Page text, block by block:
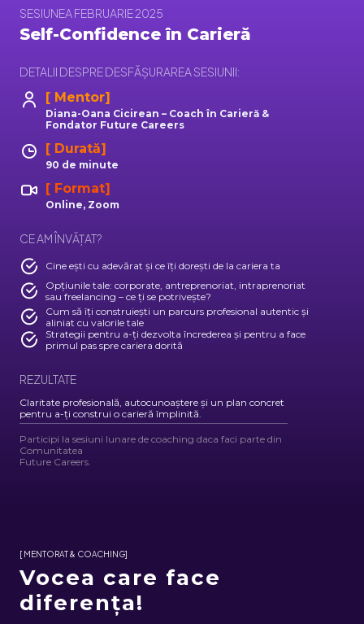
SESIUNEA FEBRUARIE 2025
Self-Confidence în Carieră
DETALII DESPRE DESFĂȘURAREA SESIUNII:
[ Mentor]
Diana-Oana Cicirean – Coach în Carieră &
Fondator Future Careers
[ Durată]
90 de minute
[ Format]
Online, Zoom
CE AM ÎNVĂȚAT?
Cine ești cu adevărat și ce îți dorești de la cariera ta
Opțiunile tale: corporate, antreprenoriat, intraprenoriat
sau freelancing – ce ți se potrivește?
Cum să îți construiești un parcurs profesional autentic și
aliniat cu valorile tale
Strategii pentru a-ți dezvolta încrederea și pentru a face
primul pas spre cariera dorită
REZULTATE
Claritate profesională, autocunoaștere și un plan concret
pentru a-ți construi o carieră împlinită.
Participi la sesiuni lunare de coaching daca faci parte din
Comunitatea
Future Careers.
[ MENTORAT & COACHING]
Vocea care face
diferența!